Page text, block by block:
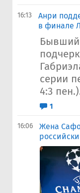
16:13
Анри
в финале
Бывший
серии
4:3
1
16:06
Жена